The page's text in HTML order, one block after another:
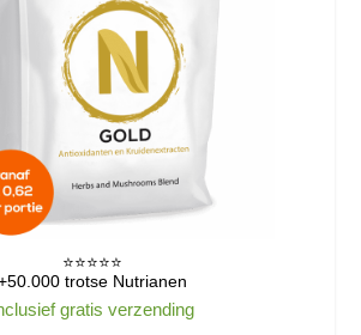
⭐️⭐️⭐️⭐️⭐️
trotse Nutrianen
gratis verzending